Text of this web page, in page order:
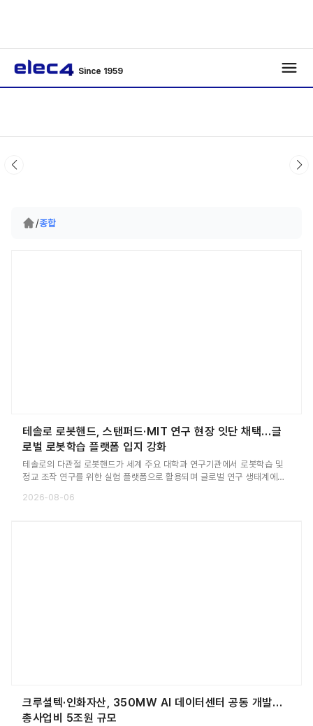
Since 1959
/종합
테솔로 로봇핸드, 스탠퍼드·MIT 연구 현장 잇단 채택…글
로벌 로봇학습 플랫폼 입지 강화
테솔로의 다관절 로봇핸드가 세계 주요 대학과 연구기관에서 로봇학습 및
정교 조작 연구를 위한 실험 플랫폼으로 활용되며 글로벌 연구 생태계에서
품이 잇달아 채택된 데 이어, MIT에서는 테솔로의 로봇핸드 기술을 소개하
2026-08-06
크루셜텍·인화자산, 350MW AI 데이터센터 공동 개발…
총사업비 5조원 규모